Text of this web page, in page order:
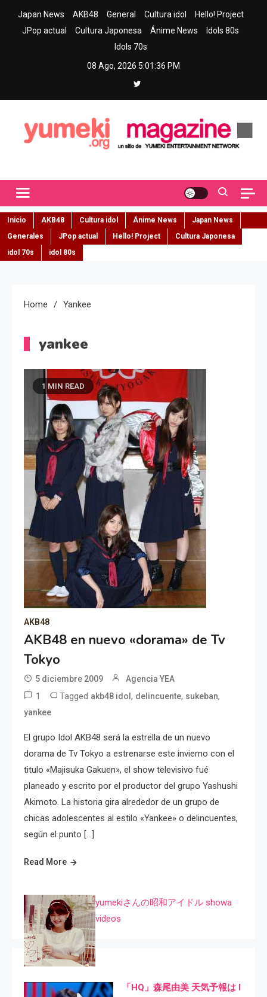
Japan News AKB48 General Cultura idol
Hello! Project
JPop actual
Cultura Japonesa Ánime News
Idols 80s
Idols 70s
08 Ago, 2026 5:01:37 PM
Inicio AKB48 Cultura idol Ánime News
Japan News
Generales
JPop actual Hello! Project
Cultura Japonesa
idol 70s
idol 80s
Home Yankee
yankee
1 MIN READ
AKB48
AKB48 en nuevo «dorama» de Tv
Tokyo
5 diciembre 2009 Agencia YEA
1 Tagged akb48 idol, delincuente, sukeban,
yankee
El grupo Idol AKB48 será la estrella de un nuevo
dorama de Tv Tokyo a estrenarse este invierno con el
titulo «Majisuka Gakuen», el show televisivo fué
planeado y escrito por el productor del grupo Yashushi
Akimoto. La historia gira alrededor de un grupo de
chicas adolescentes al estilo «Yankee» o delincuentes,
según el punto […]
Read More
yumekiさんの昭和アイドル showa
videos
「HQ」森尾由美 天気予報は I